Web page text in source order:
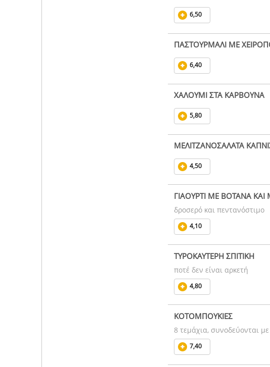
6,50
ΠΑΣΤΟΥΡΜΑΛΙ ΜΕ
6,40
ΧΑΛΟΥΜΙ ΣΤΑ ΚΑΡΒΟΥΝΑ
5,80
ΜΕΛΙΤΖΑΝΟΣΑΛΑΤΑ
4,50
ΓΙΑΟΥΡΤΙ ΜΕ ΒΟΤΑΝΑ ΚΑΙ
δροσερό και πεντανόστιμο
4,10
ΤΥΡΟΚΑΥΤΕΡΗ ΣΠΙΤΙΚΗ
ποτέ δεν είναι αρκετή
4,80
ΚΟΤΟΜΠΟΥΚΙΕΣ
8 τεμάχια, συνοδεύονται
7,40